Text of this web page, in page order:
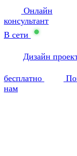
Онлайн
консультант
В сети
Дизайн
бесплатно
нам